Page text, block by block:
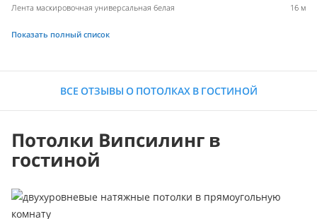
Лента маскировочная универсальная белая
16 м
Показать полный список
ВСЕ ОТЗЫВЫ О ПОТОЛКАХ В ГОСТИНОЙ
Потолки Випсилинг в
гостиной